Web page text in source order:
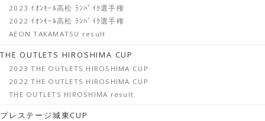
2023 ｲｵﾝﾓｰﾙ高松 ﾗﾝﾊﾞｲｸ選手権
2022 ｲｵﾝﾓｰﾙ高松 ﾗﾝﾊﾞｲｸ選手権
AEON TAKAMATSU result
THE OUTLETS HIROSHIMA CUP
2023 THE OUTLETS HIROSHIMA CUP
2022 THE OUTLETS HIROSHIMA CUP
THE OUTLETS HIROSHIMA result
プレステージ城東CUP